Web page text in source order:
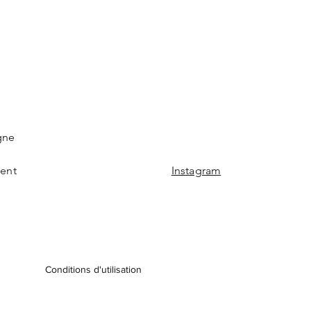
Instagram
Conditions d'utilisation